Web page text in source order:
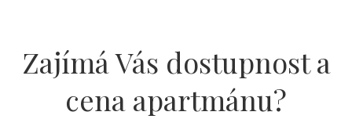
Zajímá Vás dostupnost a
cena apartmánu?